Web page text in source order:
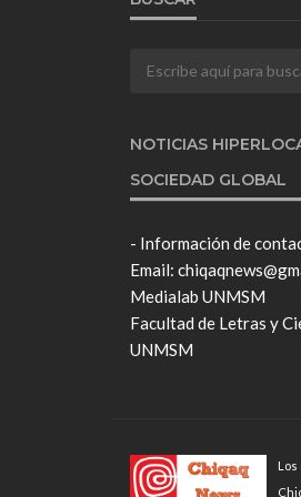
NOTICIAS
SOCIEDAD GLOBAL
- Información de
Email:
Medialab UNMSM
Facultad de Letras y
UNMSM